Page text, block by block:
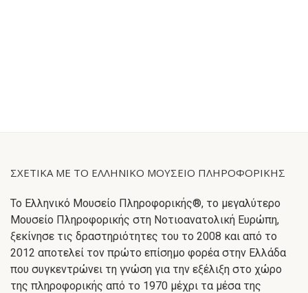
ΣΧΕΤΙΚΑ ΜΕ ΤΟ ΕΛΛΗΝΙΚΟ ΜΟΥΣΕΙΟ ΠΛΗΡΟΦΟΡΙΚΗΣ
Το Ελληνικό Μουσείο Πληροφορικής®, το μεγαλύτερο
Μουσείο Πληροφορικής στη Νοτιοανατολική Ευρώπη,
ξεκίνησε τις δραστηριότητες του το 2008 και από το
2012 αποτελεί τον πρώτο επίσημο φορέα στην Ελλάδα
που συγκεντρώνει τη γνώση για την εξέλιξη στο χώρο
της πληροφορικής από το 1970 μέχρι τα μέσα της